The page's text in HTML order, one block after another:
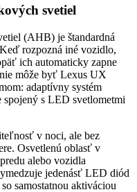
svetiel
(AHB) je štandardná
rozpozná iné vozidlo,
ich automaticky zapne
môže byť Lexus UX
adaptívny systém
s LED svetlometmi
v noci, ale bez
Osvetlenú oblasť v
alebo vozidla
jedenásť LED diód
samostatnou aktiváciou